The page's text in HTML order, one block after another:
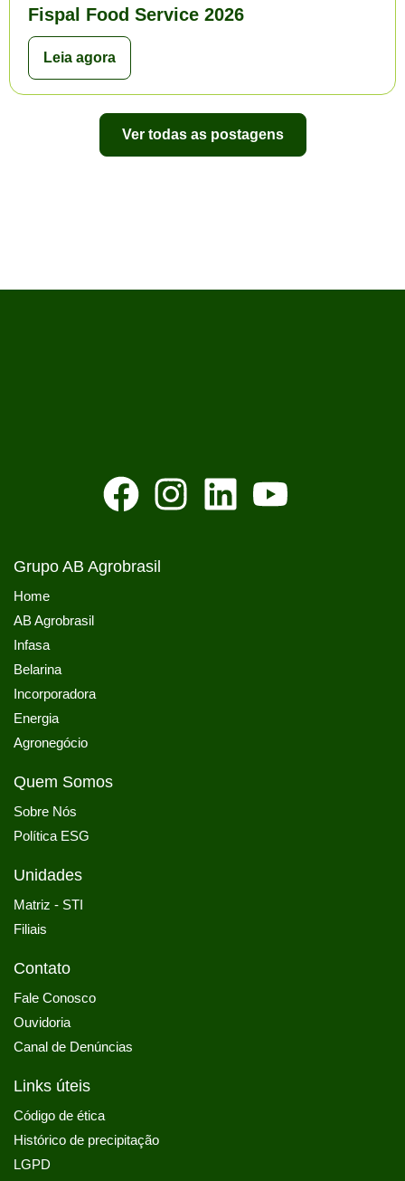
Fispal Food Service 2026
Leia agora
Ver todas as postagens
Grupo AB Agrobrasil
Home
AB Agrobrasil
Infasa
Belarina
Incorporadora
Energia
Agronegócio
Quem Somos
Sobre Nós
Política ESG
Unidades
Matriz - STI
Filiais
Contato
Fale Conosco
Ouvidoria
Canal de Denúncias
Links úteis
Código de ética
Histórico de precipitação
LGPD